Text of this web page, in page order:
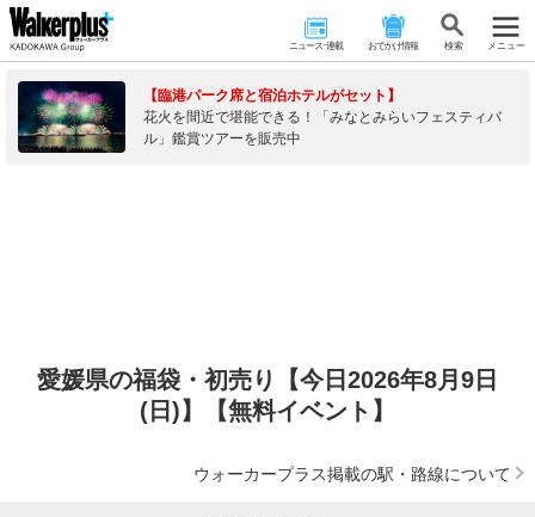
ニュース･連載 おでかけ情報 検 索 メニュー
【臨港パーク席と宿泊ホテルがセット】
花火を間近で堪能できる！「みなとみらいフェスティバ
ル」鑑賞ツアーを販売中
愛媛県の福袋・初売り【今日2026年8月9日
(日)】【無料イベント】
ウォーカープラス掲載の駅・路線について